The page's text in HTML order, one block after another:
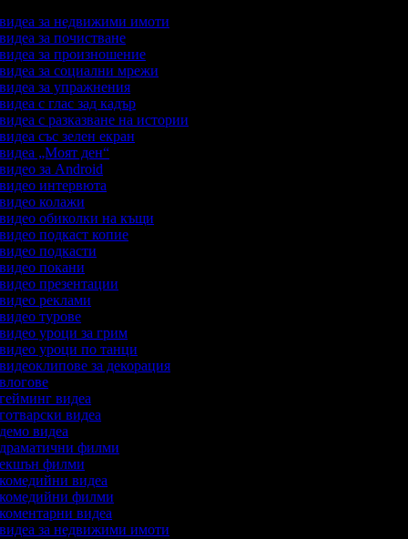
видеа за недвижими имоти
за почистване
видеа за произношение
видеа за социални мрежи
за упражнения
с глас зад кадър
с разказване на истории
със зелен екран
„Моят ден“
за Android
интервюта
колажи
видео обиколки на къщи
подкаст копие
подкасти
покани
презентации
реклами
турове
уроци за грим
видео уроци по танци
за декорация
видеа
видеа
видеа
драматични филми
екшън филми
комедийни видеа
комедийни филми
видеа
видеа за недвижими имоти